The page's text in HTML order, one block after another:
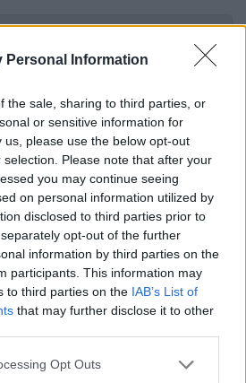
Personal Information
the sale, sharing to third parties, or
or sensitive information for
please use the below opt-out
Please note that after your
you may continue seeing
on personal information utilized by
disclosed to third parties prior to
opt-out of the further
information by third parties on the
participants. This information may
to third parties on the IAB’s List of
that may further disclose it to other
app uses one or more Google
Opt Outs
στο ethnos.gr:
οι νέοι σταρ και
για την εποχή μας»
πρωταγωνιστήσει
και πρώην βουλευτής θα
τη νέα θεατρική σεζόν
Χρήστου Χατζηπαναγιώτη
γονείς»).